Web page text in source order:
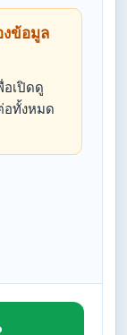
ข้อมูล
อเปิดดู
อทั้งหมด